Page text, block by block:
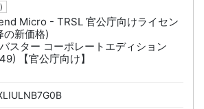
Micro - TRSL 官公庁向けライセン
新価格)
スター コーポレートエディション
【官公庁向け】